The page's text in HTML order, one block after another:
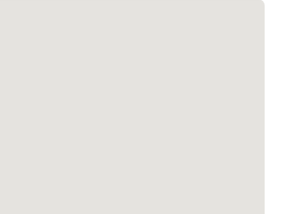
বোর্ড হটলাইন